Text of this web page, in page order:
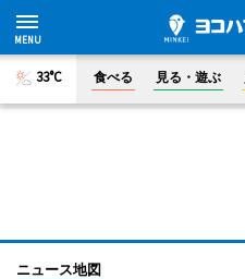
33°C 食べる 見る・遊ぶ
ニュース地図